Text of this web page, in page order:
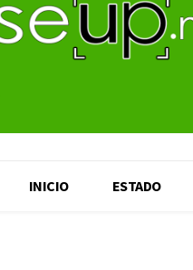
INICIO ESTADO